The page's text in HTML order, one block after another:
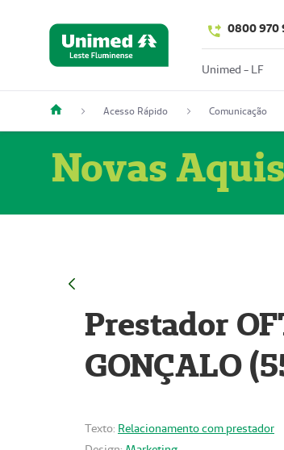
0800 970
Unimed - LF
Acesso Rápido Comunicação
Novas
Prestador
GONÇALO
Texto: Relacionamento com prestador